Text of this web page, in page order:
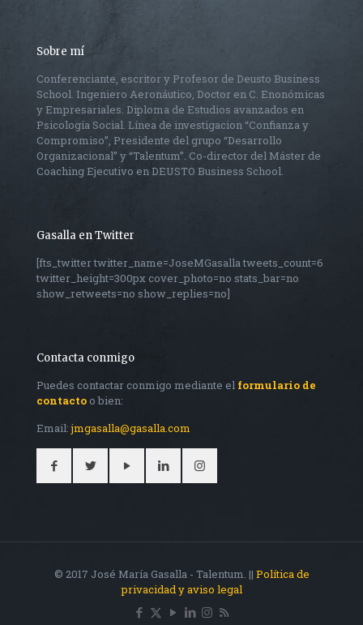
Sobre mí
Conferenciante, escritor y Profesor de Deusto Business
School. Ingeniero Aeronáutico, Doctor en C. Enonómicas
y Empresariales. Diploma de Estudios avanzados en
Psicología Social. Línea de investigacion “Confianza y
Compromiso”, Presidente del grupo “Desarrollo
Organizacional” y “Talentum”. Co-director del Máster de
Coaching Ejecutivo en DEUSTO Business School.
Gasalla en Twitter
[fts_twitter twitter_name=JoseMGasalla tweets_count=6
twitter_height=300px cover_photo=no stats_bar=no
show_retweets=no show_replies=no]
Contacta conmigo
Puedes contactar conmigo mediante el formulario de
contacto o bien:
Email:jmgasalla@gasalla.com
© 2017 José María Gasalla - Talentum. || Política de
privacidad y aviso legal